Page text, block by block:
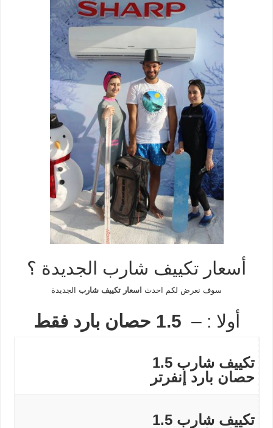
أسعار تكييف شارب الجديدة ؟
سوف نعرض لكم احدث اسعار تكييف شارب الجديدة
أولا : – 1.5 حصان بارد فقط
تكييف شارب 1.5
حصان بارد إنفرتر
تكييف شارب 1.5